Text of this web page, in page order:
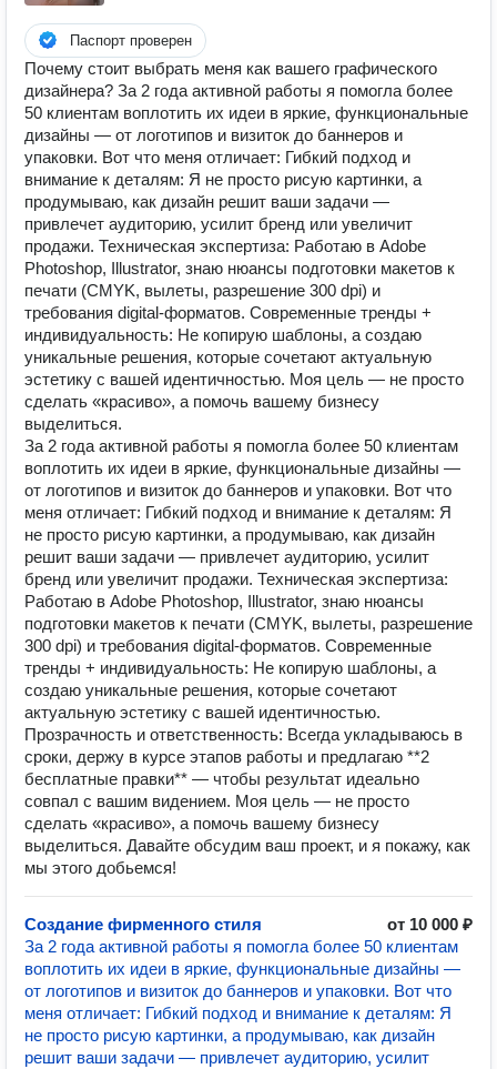
Паспорт проверен
Почему стоит выбрать меня как вашего графического
дизайнера? За 2 года активной работы я помогла более
50 клиентам воплотить их идеи в яркие, функциональные
дизайны — от логотипов и визиток до баннеров и
упаковки. Вот что меня отличает: Гибкий подход и
внимание к деталям: Я не просто рисую картинки, а
продумываю, как дизайн решит ваши задачи —
привлечет аудиторию, усилит бренд или увеличит
продажи. Техническая экспертиза: Работаю в Adobe
Photoshop, Illustrator, знаю нюансы подготовки макетов к
печати (CMYK, вылеты, разрешение 300 dpi) и
требования digital-форматов. Современные тренды +
индивидуальность: Не копирую шаблоны, а создаю
уникальные решения, которые сочетают актуальную
эстетику с вашей идентичностью. Моя цель — не просто
сделать «красиво», а помочь вашему бизнесу
выделиться.
За 2 года активной работы я помогла более 50 клиентам
воплотить их идеи в яркие, функциональные дизайны —
от логотипов и визиток до баннеров и упаковки. Вот что
меня отличает: Гибкий подход и внимание к деталям: Я
не просто рисую картинки, а продумываю, как дизайн
решит ваши задачи — привлечет аудиторию, усилит
бренд или увеличит продажи. Техническая экспертиза:
Работаю в Adobe Photoshop, Illustrator, знаю нюансы
подготовки макетов к печати (CMYK, вылеты, разрешение
300 dpi) и требования digital-форматов. Современные
тренды + индивидуальность: Не копирую шаблоны, а
создаю уникальные решения, которые сочетают
актуальную эстетику с вашей идентичностью.
Прозрачность и ответственность: Всегда укладываюсь в
сроки, держу в курсе этапов работы и предлагаю **2
бесплатные правки** — чтобы результат идеально
совпал с вашим видением. Моя цель — не просто
сделать «красиво», а помочь вашему бизнесу
выделиться. Давайте обсудим ваш проект, и я покажу, как
мы этого добьемся!
Создание фирменного стиля
от 10 000 ₽
За 2 года активной работы я помогла более 50 клиентам
воплотить их идеи в яркие, функциональные дизайны —
от логотипов и визиток до баннеров и упаковки. Вот что
меня отличает: Гибкий подход и внимание к деталям: Я
не просто рисую картинки, а продумываю, как дизайн
решит ваши задачи — привлечет аудиторию, усилит